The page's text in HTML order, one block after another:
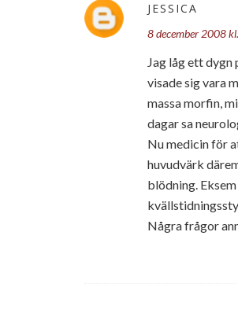
JESSICA
8 december 2008
Jag låg ett
visade sig vara
massa morfin,
dagar sa
Nu medicin för
huvudvärk
blödning.
Några frågor